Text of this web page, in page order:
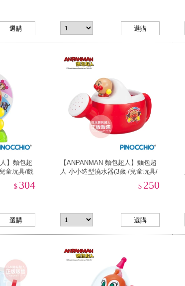
】麵包超
童玩具/戲
$ 304
【ANPANMAN 麵包超人】麵包超
人 小小造型澆水器(3歲-/兒童玩具/
$ 250